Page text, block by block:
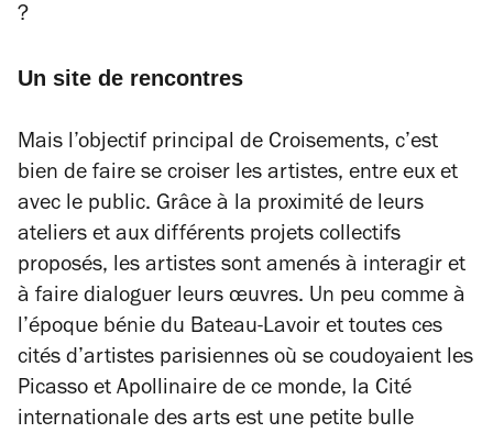
?
Un site de rencontres
Mais l’objectif principal de Croisements, c’est
bien de faire se croiser les artistes, entre eux et
avec le public. Grâce à la proximité de leurs
ateliers et aux différents projets collectifs
proposés, les artistes sont amenés à interagir et
à faire dialoguer leurs œuvres. Un peu comme à
l’époque bénie du Bateau-Lavoir et toutes ces
cités d’artistes parisiennes où se coudoyaient les
Picasso et Apollinaire de ce monde, la Cité
internationale des arts est une petite bulle